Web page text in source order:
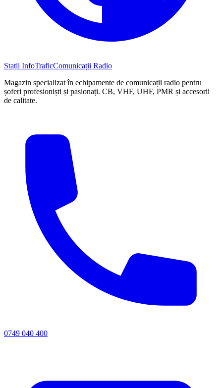
Stații InfoTraficComunicații Radio
Magazin specializat în echipamente de comunicații radio pentru
șoferi profesioniști și pasionați. CB, VHF, UHF, PMR și accesorii
de calitate.
0749 040 400